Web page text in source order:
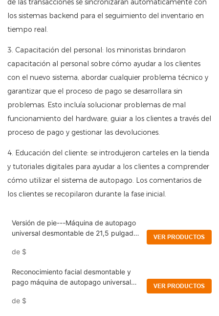
de las transacciones se sincronizaran automáticamente con
los sistemas backend para el seguimiento del inventario en
tiempo real.
3. Capacitación del personal: los minoristas brindaron
capacitación al personal sobre cómo ayudar a los clientes
con el nuevo sistema, abordar cualquier problema técnico y
garantizar que el proceso de pago se desarrollara sin
problemas. Esto incluía solucionar problemas de mal
funcionamiento del hardware, guiar a los clientes a través del
proceso de pago y gestionar las devoluciones.
4. Educación del cliente: se introdujeron carteles en la tienda
y tutoriales digitales para ayudar a los clientes a comprender
cómo utilizar el sistema de autopago. Los comentarios de
los clientes se recopilaron durante la fase inicial.
Versión de pie---Máquina de autopago
universal desmontable de 21,5 pulgadas
de $
VER PRODUCTOS
Reconocimiento facial desmontable y
pago máquina de autopago universal
pulgadas
de $
VER PRODUCTOS